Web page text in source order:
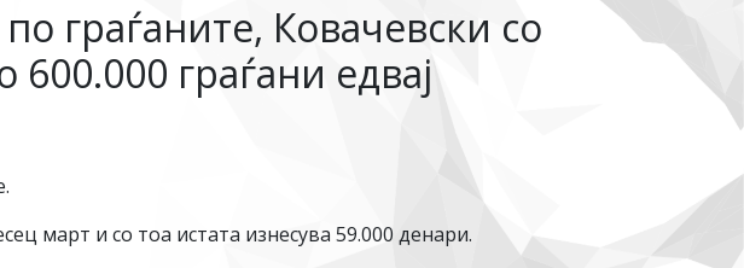
граѓаните, Ковачевски со
граѓани едвај
март и со тоа истата изнесува 59.000 денари.